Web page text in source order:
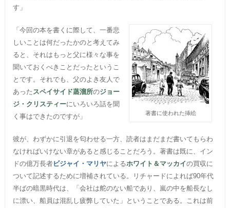
す」
著書に使われた挿絵
「今回の本を書くに際して、一番悲
しいことは何だったかのと考えてみ
ると、それはもっと父に様々な事を
聞いておくべきことだったというこ
とです。それでも、父のよき友人で
あった スペイサイド蒸溜所のジョー
ジ・クリスティーにいろいろ話を聞
く事はできたのですが」
彼が、わずかに引退を匂わせる一方、読者はまだまだ書いてもらわ
なければいけない章があると感じることだろう。著書は既に、イン
ドの億万長者ビジャイ・マリヤによるホワイト＆マッカイの買収に
ついて記述するために増補されている。リチャードによれば90年代
半ばの暗黒時代は、「会社は舵のない船であり、嵐の中を船長なし
に漂い、船員は混乱し疲弊していた」ということである。これは前